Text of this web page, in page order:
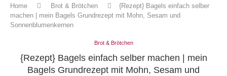
Home Brot & Brötchen
{Rezept} Bagels einfach selber
machen | mein Bagels Grundrezept mit Mohn, Sesam und
Sonnenblumenkernen
Brot & Brötchen
{Rezept} Bagels einfach selber machen | mein
Bagels Grundrezept mit Mohn, Sesam und